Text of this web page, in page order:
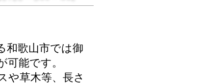
和歌山市では御
能です。
や草木等、長さ